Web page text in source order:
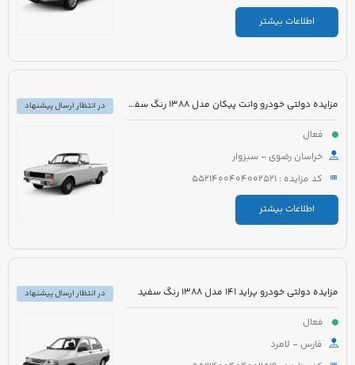
اطلاعات بیشتر
مزایده دولتی خودرو وانت پیکان مدل 1388 رنگ سفید شیری
فعال
خراسان رضوی - سبزوار
کد مزایده : 5521400404002521
اطلاعات بیشتر
در انتظار ارسال پیشنهاد
مزایده دولتی خودرو پراید 141 مدل 1388 رنگ سفید
فعال
فارس - لامرد
در انتظار ارسال پیشنهاد